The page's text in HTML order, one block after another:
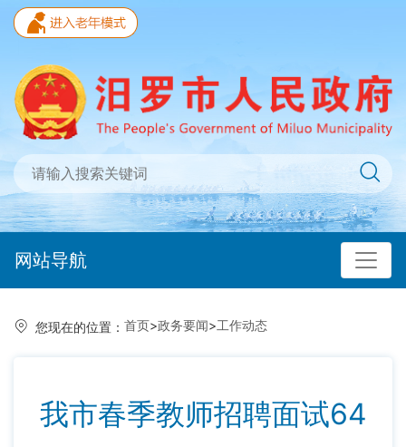
网站导航
您现在的位置： 首页>政务要闻>工作动态
我市春季教师招聘面试64